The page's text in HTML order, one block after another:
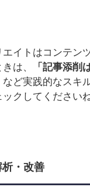
イトはコンテン
は、
「記事添削
など実践的なスキ
クしてくださいね
・改善